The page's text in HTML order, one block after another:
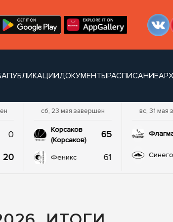
ПУБЛИКАЦИИДОКУМЕНТЫРАСПИСАНИЕ
0
20
сб, 23 мая завершен
Корсаков
(Корсаков)
65
Феникс 61
вс, 31 мая